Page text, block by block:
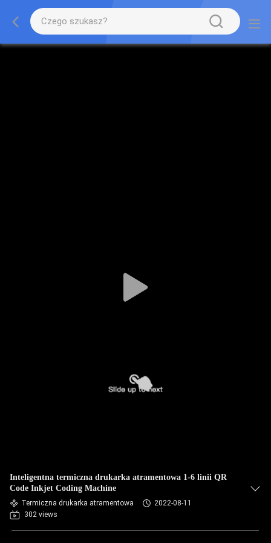
Inteligentna termiczna drukarka atramentowa 1-6 linii QR
Code Inkjet Coding Machine
Termiczna drukarka atramentowa
2022-08-11
302 views